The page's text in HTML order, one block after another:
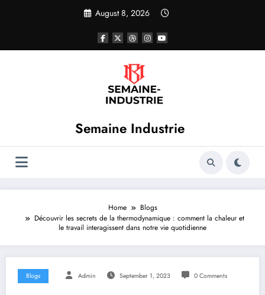
August 8, 2026
Semaine Industrie
Home
Blogs
Découvrir les secrets de la thermodynamique : comment la chaleur et
le travail interagissent dans notre vie quotidienne
Blogs Admin September 1, 2023 0 Comments